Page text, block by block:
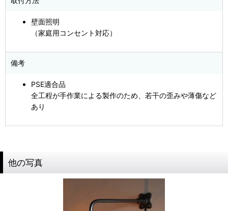
壁面照明
（家庭用コンセント対応）
備考
PSE適合品
全工程が手作業による製作のため、若干の歪みや薄傷など
あり
他の写真